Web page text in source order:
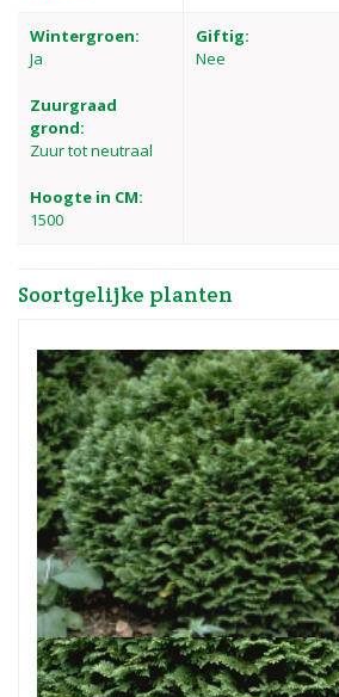
Wintergroen:
Ja
Zuurgraad
grond:
Zuur tot neutraal
Hoogte in CM:
1500
Giftig:
Nee
Soortgelijke planten